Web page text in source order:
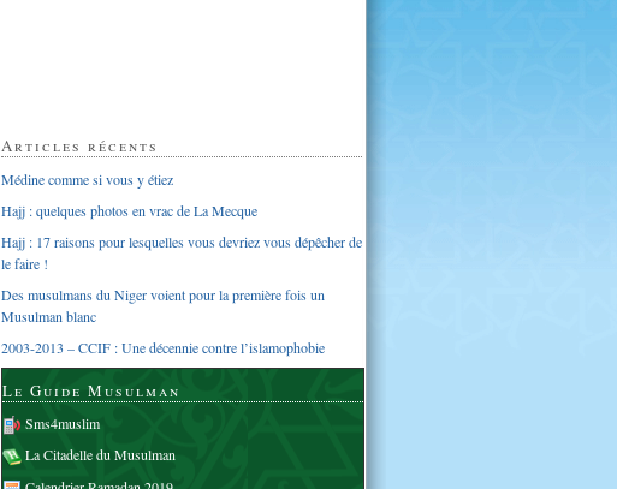
Articles récents
Médine comme si vous y étiez
Hajj : quelques photos en vrac de La Mecque
Hajj : 17 raisons pour lesquelles vous devriez vous dépêcher de
le faire !
Des musulmans du Niger voient pour la première fois un
Musulman blanc
2003-2013 – CCIF : Une décennie contre l’islamophobie
Le Guide Musulman
Sms4muslim
La Citadelle du Musulman